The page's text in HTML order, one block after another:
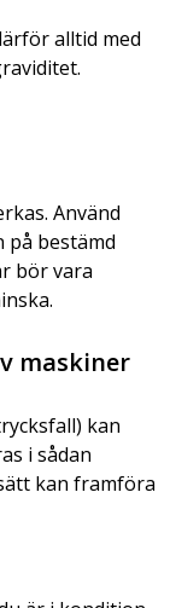
alltid med
Använd
på bestämd
bör vara
maskiner
kan
i sådan
kan framföra